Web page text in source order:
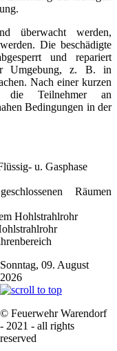
überwacht werden,
Die beschädigte
und repariert
Umgebung, z. B. in
Nach einer kurzen
die Teilnehmer an
Bedingungen in der
u. Gasphase
Räumen
Hohlstrahlrohr
Sonntag, 09. August
2026
© Feuerwehr Warendorf
- 2021 - all rights
reserved